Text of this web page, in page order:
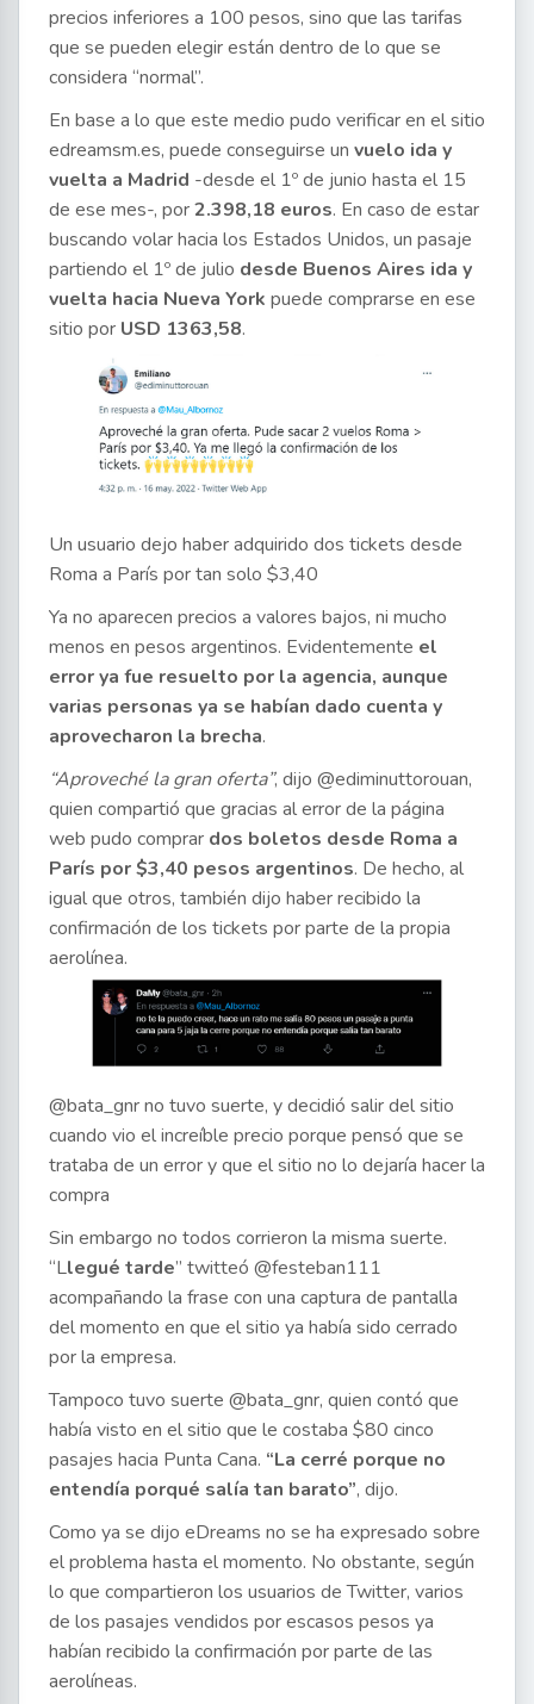
precios inferiores a 100 pesos, sino que las tarifas
que se pueden elegir están dentro de lo que se
considera “normal”.
En base a lo que este medio pudo verificar en el sitio
edreamsm.es, puede conseguirse un vuelo ida y
vuelta a Madrid -desde el 1º de junio hasta el 15
de ese mes-, por2.398,18 euros. En caso de estar
buscando volar hacia los Estados Unidos, un pasaje
partiendo el 1º de julio desde Buenos Aires ida y
vuelta hacia Nueva York puede comprarse en ese
sitio por USD 1363,58.
Un usuario dejo haber adquirido dos tickets desde
Roma a París por tan solo $3,40
Ya no aparecen precios a valores bajos, ni mucho
menos en pesos argentinos. Evidentemente el
error ya fue resuelto por la agencia, aunque
varias personas ya se habían dado cuenta y
aprovecharon la brecha.
“Aproveché la gran oferta”, dijo @ediminuttorouan,
quien compartió que gracias al error de la página
web pudo comprar dos boletos desde Roma a
París por $3,40 pesos argentinos. De hecho, al
igual que otros, también dijo haber recibido la
confirmación de los tickets por parte de la propia
aerolínea.
@bata_gnr no tuvo suerte, y decidió salir del sitio
cuando vio el increíble precio porque pensó que se
trataba de un error y que el sitio no lo dejaría hacer la
compra
Sin embargo no todos corrieron la misma suerte.
“Llegué tarde” twitteó @festeban111
acompañando la frase con una captura de pantalla
del momento en que el sitio ya había sido cerrado
por la empresa.
Tampoco tuvo suerte @bata_gnr, quien contó que
había visto en el sitio que le costaba $80 cinco
pasajes hacia Punta Cana. “La cerré porque no
entendía porqué salía tan barato”, dijo.
Como ya se dijo eDreams no se ha expresado sobre
el problema hasta el momento. No obstante, según
lo que compartieron los usuarios de Twitter, varios
de los pasajes vendidos por escasos pesos ya
habían recibido la confirmación por parte de las
aerolíneas.